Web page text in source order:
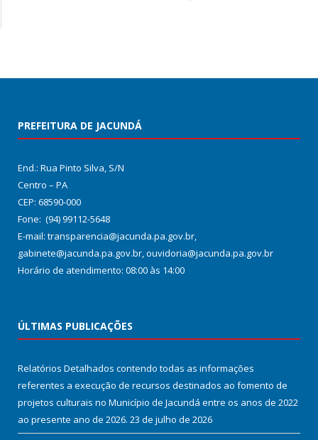
PREFEITURA DE JACUNDÁ
End.: Rua Pinto Silva, S/N
Centro – PA
CEP: 68590-000
Fone: (94) 99112-5648
E-mail: transparencia@jacunda.pa.gov.br,
gabinete@jacunda.pa.gov.br, ouvidoria@jacunda.pa.gov.br
Horário de atendimento: 08:00 às 14:00
ÚLTIMAS PUBLICAÇÕES
Relatórios Detalhados contendo todas as informações
referentes a execução de recursos destinados ao fomento de
projetos culturais no Município de Jacundá entre os anos de 2022
ao presente ano de 2026. 23 de julho de 2026